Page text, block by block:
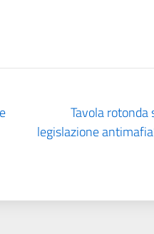
Tavola
legislazione